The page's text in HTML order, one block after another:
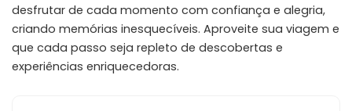
desfrutar de cada momento com confiança e alegria,
criando memórias inesquecíveis. Aproveite sua viagem e
que cada passo seja repleto de descobertas e
experiências enriquecedoras.